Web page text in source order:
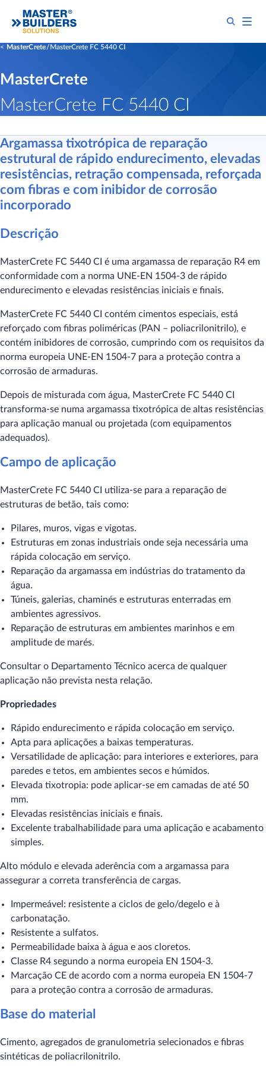
MasterCrete MasterCrete FC 5440 CI
MasterCrete
MasterCrete FC 5440 CI
Argamassa tixotrópica de reparação
estrutural de rápido endurecimento, elevadas
resistências, retração compensada, reforçada
com fibras e com inibidor de corrosão
incorporado
Descrição
MasterCrete FC 5440 CI é uma argamassa de reparação R4 em
conformidade com a norma UNE-EN 1504-3 de rápido
endurecimento e elevadas resistências iniciais e finais.
MasterCrete FC 5440 CI contém cimentos especiais, está
reforçado com fibras poliméricas (PAN – poliacrilonitrilo), e
contém inibidores de corrosão, cumprindo com os requisitos da
norma europeia UNE-EN 1504-7 para a proteção contra a
corrosão de armaduras.
Depois de misturada com água, MasterCrete FC 5440 CI
transforma-se numa argamassa tixotrópica de altas resistências
para aplicação manual ou projetada (com equipamentos
adequados).
Campo de aplicação
MasterCrete FC 5440 CI utiliza-se para a reparação de
estruturas de betão, tais como:
Pilares, muros, vigas e vigotas.
Estruturas em zonas industriais onde seja necessária uma
rápida colocação em serviço.
Reparação da argamassa em indústrias do tratamento da
água.
Túneis, galerias, chaminés e estruturas enterradas em
ambientes agressivos.
Reparação de estruturas em ambientes marinhos e em
amplitude de marés.
Consultar o Departamento Técnico acerca de qualquer
aplicação não prevista nesta relação.
Propriedades
Rápido endurecimento e rápida colocação em serviço.
Apta para aplicações a baixas temperaturas.
Versatilidade de aplicação: para interiores e exteriores, para
paredes e tetos, em ambientes secos e húmidos.
Elevada tixotropia: pode aplicar-se em camadas de até 50
mm.
Elevadas resistências iniciais e finais.
Excelente trabalhabilidade para uma aplicação e acabamento
simples.
Alto módulo e elevada aderência com a argamassa para
assegurar a correta transferência de cargas.
Impermeável: resistente a ciclos de gelo/degelo e à
carbonatação.
Resistente a sulfatos.
Permeabilidade baixa à água e aos cloretos.
Classe R4 segundo a norma europeia EN 1504-3.
Marcação CE de acordo com a norma europeia EN 1504-7
para a proteção contra a corrosão de armaduras.
Base do material
Cimento, agregados de granulometria selecionados e fibras
sintéticas de poliacrilonitrilo.